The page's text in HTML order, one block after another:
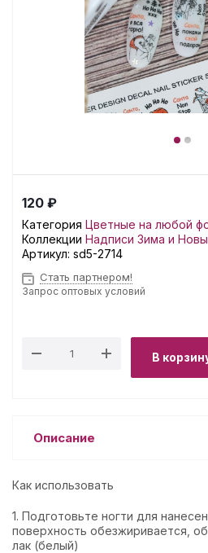
120 ₽
Категория Цветные на любой
Коллекции Надписи Зима и
Артикул: sd5-2714
Стать партнером!
Запрос оптовых условий
В
Описание
Как использовать
1. Подготовьте ногти для
поверхность обезжиривается,
лак (белый)